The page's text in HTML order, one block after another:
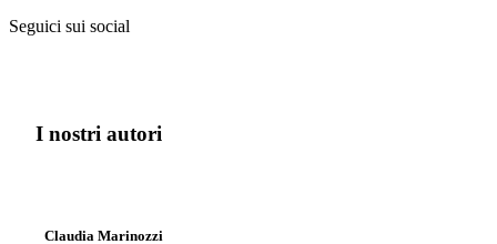
Seguici sui social
I nostri autori
Claudia Marinozzi